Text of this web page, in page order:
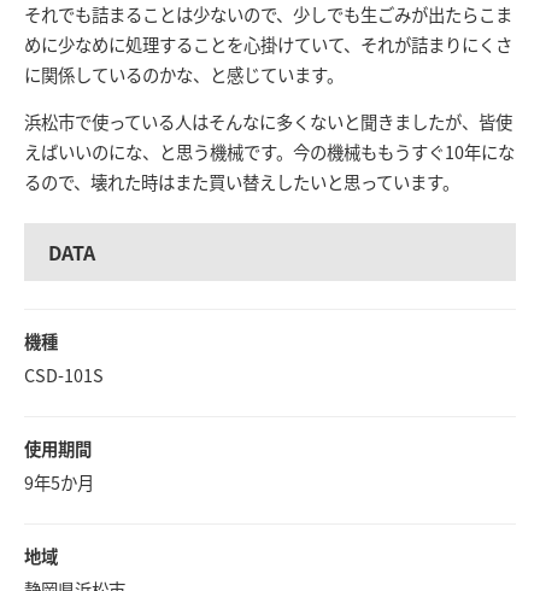
それでも詰まることは少ないので、少しでも生ごみが出たらこま
めに少なめに処理することを心掛けていて、それが詰まりにくさ
に関係しているのかな、と感じています。
浜松市で使っている人はそんなに多くないと聞きましたが、皆使
えばいいのにな、と思う機械です。 今の機械ももうすぐ10年にな
るので、壊れた時はまた買い替えしたいと思っています。
DATA
機種
CSD-101S
使用期間
9年5か月
地域